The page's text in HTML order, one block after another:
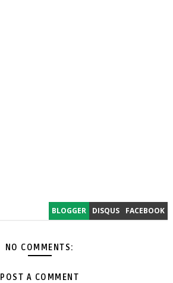
BLOGGER DISQUS FACEBOOK
NO COMMENTS:
POST A COMMENT